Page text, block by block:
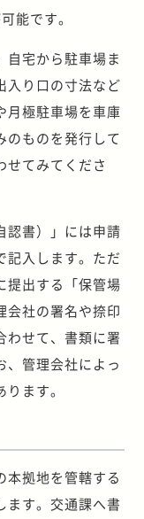
能です。
自宅から駐車場ま
入り口の寸法など
月極駐車場を車庫
のものを発行して
せてみてくださ
認書）」には申請
記入します。ただ
提出する「保管場
会社の署名や捺印
わせて、書類に署
、管理会社によっ
ます。
本拠地を管轄する
ます。交通課へ書